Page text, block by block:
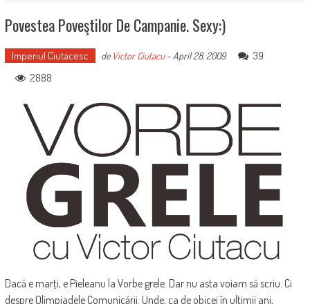
Povestea Poveştilor De Campanie. Sexy:)
Imperiul Ciutacesc de Victor Ciutacu-April 28, 2009
39
2888
Dacă e marţi, e Pieleanu la Vorbe grele. Dar nu asta voiam să scriu. Ci
despre Olimpiadele Comunicării. Unde, ca de obicei în ultimii ani,